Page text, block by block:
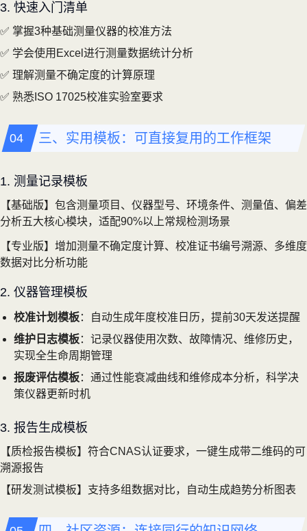
3. 快速入门清单
✅ 掌握3种基础测量仪器的校准方法
✅ 学会使用Excel进行测量数据统计分析
✅ 理解测量不确定度的计算原理
✅ 熟悉ISO 17025校准实验室要求
三、实用模板：可直接复用的工作框架
1. 测量记录模板
【基础版】包含测量项目、仪器型号、环境条件、测量值、偏差
分析五大核心模块，适配90%以上常规检测场景
【专业版】增加测量不确定度计算、校准证书编号溯源、多维度
数据对比分析功能
2. 仪器管理模板
校准计划模板：自动生成年度校准日历，提前30天发送提醒
维护日志模板：记录仪器使用次数、故障情况、维修历史，
实现全生命周期管理
报废评估模板：通过性能衰减曲线和维修成本分析，科学决
策仪器更新时机
3. 报告生成模板
【质检报告模板】符合CNAS认证要求，一键生成带二维码的可
溯源报告
【研发测试模板】支持多组数据对比，自动生成趋势分析图表